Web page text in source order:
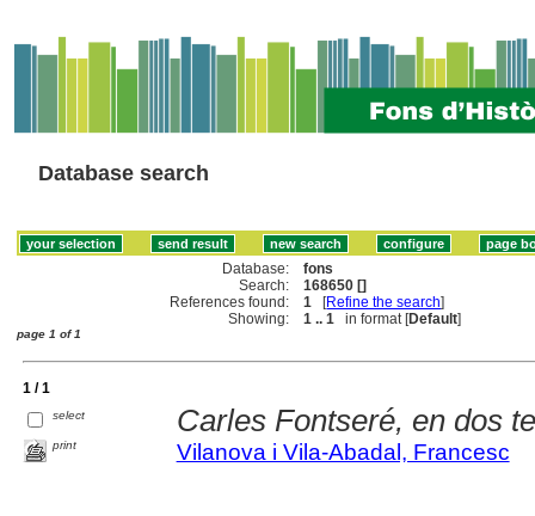
Database search
Database:
fons
Search:
168650 []
References found:
1 [Refine the search]
Showing:
1 .. 1 in format [Default]
page 1 of 1
1 / 1
select
print
Carles Fontseré, en dos
Vilanova i Vila-Abadal, Francesc